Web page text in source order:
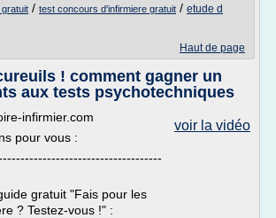
/ test concours d'infirmiere gratuit / etude d
Haut de page
! comment gagner un
aux tests psychotechniques
voir la vidéo
infirmier.com
pour vous :
gratuit "Fais pour les
? Testez-vous !" :